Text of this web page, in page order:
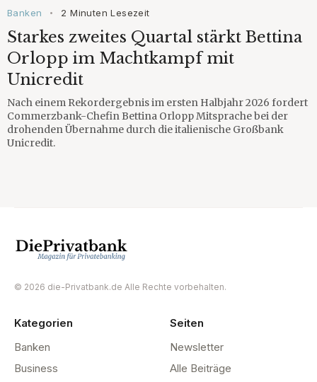
Banken • 2 Minuten Lesezeit
Starkes zweites Quartal stärkt Bettina
Orlopp im Machtkampf mit
Unicredit
Nach einem Rekordergebnis im ersten Halbjahr 2026 fordert
Commerzbank-Chefin Bettina Orlopp Mitsprache bei der
drohenden Übernahme durch die italienische Großbank
Unicredit.
© 2026 die-Privatbank.de Alle Rechte vorbehalten.
Kategorien
Banken
Business
Seiten
Newsletter
Alle Beiträge